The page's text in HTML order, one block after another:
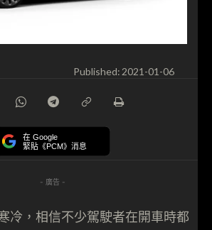
Published: 2021-01-06
在 Google
緊貼《PCM》消息
- 廣告 -
冷，相信不少駕駛者在開車時都